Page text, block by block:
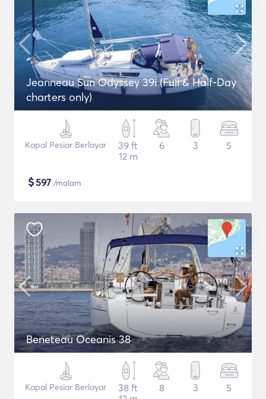
Jeanneau Sun Odyssey 39i (Full & Half-Day
charters only)
Kapal Pesiar Berlayar
39 ft
12 m
6 3 5
$597 /malam
Beneteau Oceanis 38
Kapal Pesiar Berlayar
38 ft
8 3 5